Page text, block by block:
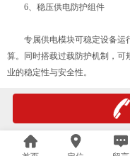
6、稳压供电防护组件
专属供电模块可稳定设备运
算。同时搭载过载防护机制，可
业的稳定性与安全性。